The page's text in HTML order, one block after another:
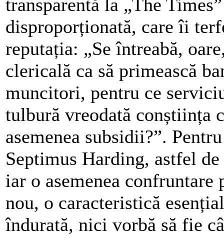
transparentă la „The
disproporționată, care îi
reputația: „Se întreabă,
clericală ca să primească
muncitori, pentru ce
tulbură vreodată conștiința
asemenea subsidii?”.
Septimus Harding, astfel
iar o asemenea
nou, o caracteristică
îndurată, nici vorbă să fie